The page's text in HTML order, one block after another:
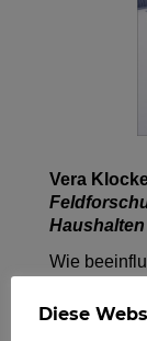
Vera
Wie
und unser
Diese